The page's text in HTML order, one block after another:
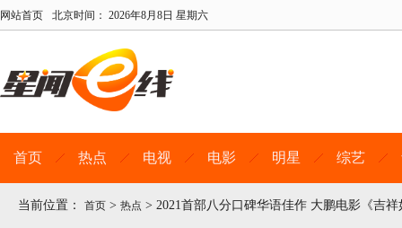
网站首页 北京时间： 2026年8月8日 星期六
首页 热点 电视 电影 明星 综艺
当前位置： 首页 > 热点 > 2021首部八分口碑华语佳作 大鹏电影《吉